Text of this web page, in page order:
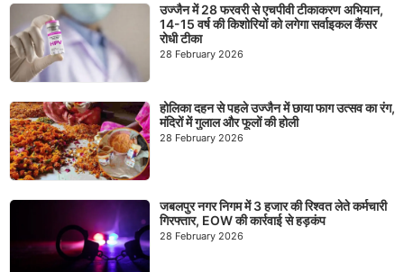
उज्जैन में 28 फरवरी से एचपीवी टीकाकरण अभियान,
14-15 वर्ष की किशोरियों को लगेगा सर्वाइकल कैंसर
रोधी टीका
28 February 2026
होलिका दहन से पहले उज्जैन में छाया फाग उत्सव का रंग,
मंदिरों में गुलाल और फूलों की होली
28 February 2026
जबलपुर नगर निगम में 3 हजार की रिश्वत लेते कर्मचारी
गिरफ्तार, EOW की कार्रवाई से हड़कंप
28 February 2026